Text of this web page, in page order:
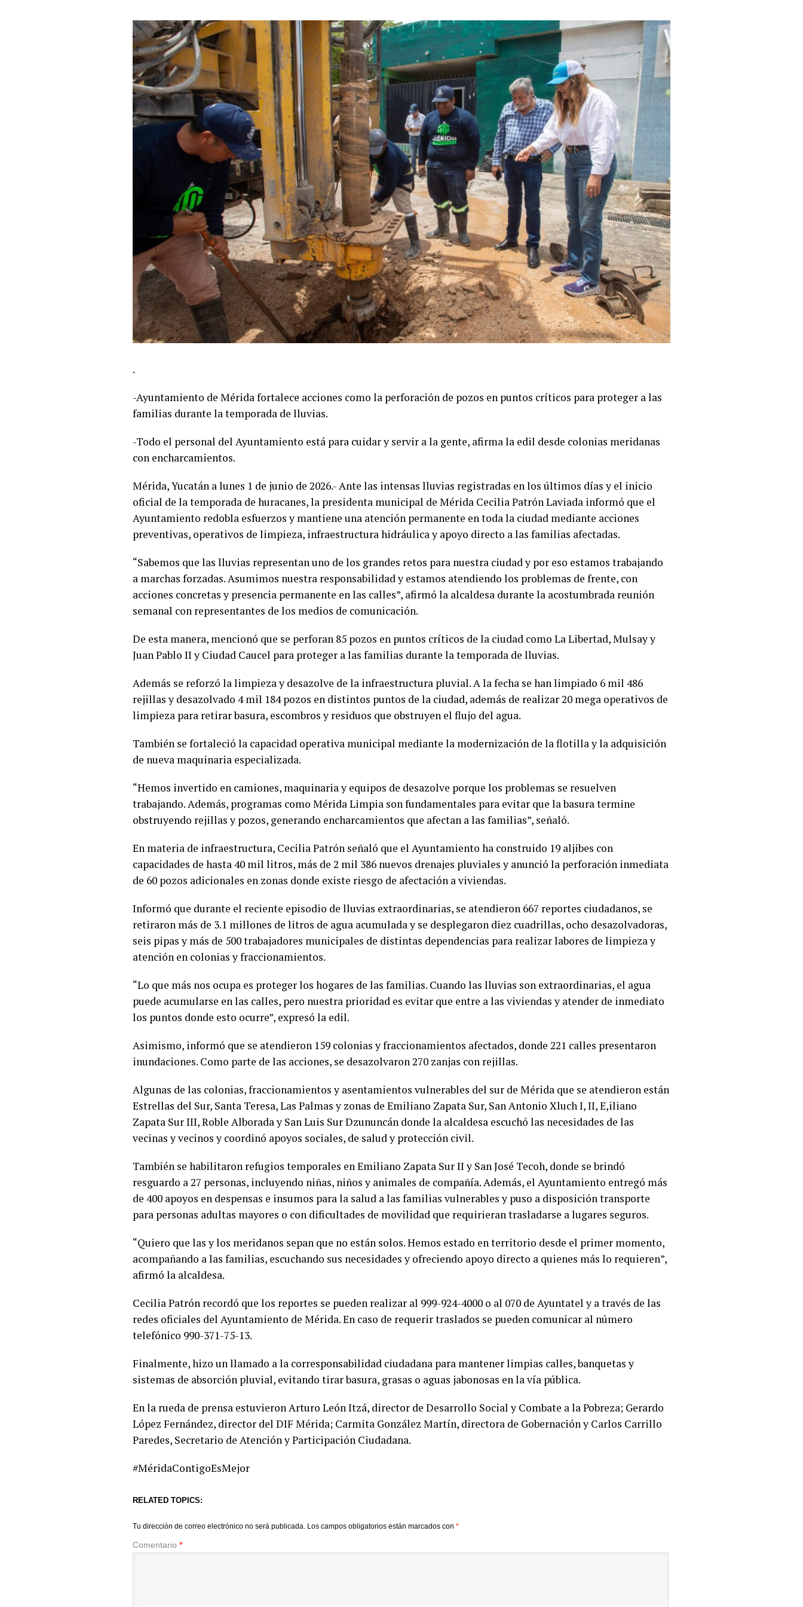
.
-Ayuntamiento de Mérida fortalece acciones como la perforación de pozos en puntos críticos para proteger a las
familias durante la temporada de lluvias.
-Todo el personal del Ayuntamiento está para cuidar y servir a la gente, afirma la edil desde colonias meridanas
con encharcamientos.
Mérida, Yucatán a lunes 1 de junio de 2026.- Ante las intensas lluvias registradas en los últimos días y el inicio
oficial de la temporada de huracanes, la presidenta municipal de Mérida Cecilia Patrón Laviada informó que el
Ayuntamiento redobla esfuerzos y mantiene una atención permanente en toda la ciudad mediante acciones
preventivas, operativos de limpieza, infraestructura hidráulica y apoyo directo a las familias afectadas.
“Sabemos que las lluvias representan uno de los grandes retos para nuestra ciudad y por eso estamos trabajando
a marchas forzadas. Asumimos nuestra responsabilidad y estamos atendiendo los problemas de frente, con
acciones concretas y presencia permanente en las calles”, afirmó la alcaldesa durante la acostumbrada reunión
semanal con representantes de los medios de comunicación.
De esta manera, mencionó que se perforan 85 pozos en puntos críticos de la ciudad como La Libertad, Mulsay y
Juan Pablo II y Ciudad Caucel para proteger a las familias durante la temporada de lluvias.
Además se reforzó la limpieza y desazolve de la infraestructura pluvial. A la fecha se han limpiado 6 mil 486
rejillas y desazolvado 4 mil 184 pozos en distintos puntos de la ciudad, además de realizar 20 mega operativos de
limpieza para retirar basura, escombros y residuos que obstruyen el flujo del agua.
También se fortaleció la capacidad operativa municipal mediante la modernización de la flotilla y la adquisición
de nueva maquinaria especializada.
“Hemos invertido en camiones, maquinaria y equipos de desazolve porque los problemas se resuelven
trabajando. Además, programas como Mérida Limpia son fundamentales para evitar que la basura termine
obstruyendo rejillas y pozos, generando encharcamientos que afectan a las familias”, señaló.
En materia de infraestructura, Cecilia Patrón señaló que el Ayuntamiento ha construido 19 aljibes con
capacidades de hasta 40 mil litros, más de 2 mil 386 nuevos drenajes pluviales y anunció la perforación inmediata
de 60 pozos adicionales en zonas donde existe riesgo de afectación a viviendas.
Informó que durante el reciente episodio de lluvias extraordinarias, se atendieron 667 reportes ciudadanos, se
retiraron más de 3.1 millones de litros de agua acumulada y se desplegaron diez cuadrillas, ocho desazolvadoras,
seis pipas y más de 500 trabajadores municipales de distintas dependencias para realizar labores de limpieza y
atención en colonias y fraccionamientos.
“Lo que más nos ocupa es proteger los hogares de las familias. Cuando las lluvias son extraordinarias, el agua
puede acumularse en las calles, pero nuestra prioridad es evitar que entre a las viviendas y atender de inmediato
los puntos donde esto ocurre”, expresó la edil.
Asimismo, informó que se atendieron 159 colonias y fraccionamientos afectados, donde 221 calles presentaron
inundaciones. Como parte de las acciones, se desazolvaron 270 zanjas con rejillas.
Algunas de las colonias, fraccionamientos y asentamientos vulnerables del sur de Mérida que se atendieron están
Estrellas del Sur, Santa Teresa, Las Palmas y zonas de Emiliano Zapata Sur, San Antonio Xluch I, II, E,iliano
Zapata Sur III, Roble Alborada y San Luis Sur Dzununcán donde la alcaldesa escuchó las necesidades de las
vecinas y vecinos y coordinó apoyos sociales, de salud y protección civil.
También se habilitaron refugios temporales en Emiliano Zapata Sur II y San José Tecoh, donde se brindó
resguardo a 27 personas, incluyendo niñas, niños y animales de compañía. Además, el Ayuntamiento entregó más
de 400 apoyos en despensas e insumos para la salud a las familias vulnerables y puso a disposición transporte
para personas adultas mayores o con dificultades de movilidad que requirieran trasladarse a lugares seguros.
“Quiero que las y los meridanos sepan que no están solos. Hemos estado en territorio desde el primer momento,
acompañando a las familias, escuchando sus necesidades y ofreciendo apoyo directo a quienes más lo requieren”,
afirmó la alcaldesa.
Cecilia Patrón recordó que los reportes se pueden realizar al 999-924-4000 o al 070 de Ayuntatel y a través de las
redes oficiales del Ayuntamiento de Mérida. En caso de requerir traslados se pueden comunicar al número
telefónico 990-371-75-13.
Finalmente, hizo un llamado a la corresponsabilidad ciudadana para mantener limpias calles, banquetas y
sistemas de absorción pluvial, evitando tirar basura, grasas o aguas jabonosas en la vía pública.
En la rueda de prensa estuvieron Arturo León Itzá, director de Desarrollo Social y Combate a la Pobreza; Gerardo
López Fernández, director del DIF Mérida; Carmita González Martín, directora de Gobernación y Carlos Carrillo
Paredes, Secretario de Atención y Participación Ciudadana.
#MéridaContigoEsMejor
RELATED TOPICS:
Tu dirección de correo electrónico no será publicada. Los campos obligatorios están marcados con *
Comentario *